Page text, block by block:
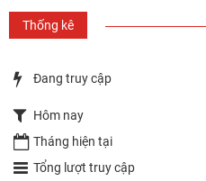
Thống kê
Đang truy cập
Hôm nay
Tháng hiện tại
Tổng lượt truy cập